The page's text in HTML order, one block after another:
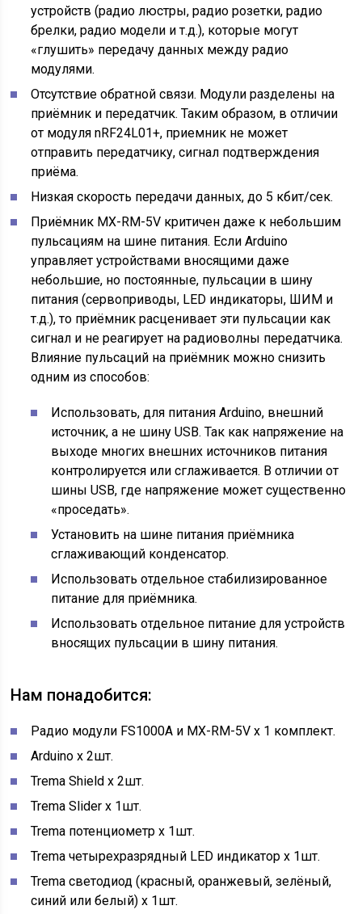
устройств (радио люстры, радио розетки, радио
брелки, радио модели и т.д.), которые могут
«глушить» передачу данных между радио
модулями.
Отсутствие обратной связи. Модули разделены на
приёмник и передатчик. Таким образом, в отличии
от модуля nRF24L01+, приемник не может
отправить передатчику, сигнал подтверждения
приёма.
Низкая скорость передачи данных, до 5 кбит/сек.
Приёмник MX-RM-5V критичен даже к небольшим
пульсациям на шине питания. Если Arduino
управляет устройствами вносящими даже
небольшие, но постоянные, пульсации в шину
питания (сервоприводы, LED индикаторы, ШИМ и
т.д.), то приёмник расценивает эти пульсации как
сигнал и не реагирует на радиоволны передатчика.
Влияние пульсаций на приёмник можно снизить
одним из способов:
Использовать, для питания Arduino, внешний
источник, а не шину USB. Так как напряжение на
выходе многих внешних источников питания
контролируется или сглаживается. В отличии от
шины USB, где напряжение может существенно
«проседать».
Установить на шине питания приёмника
сглаживающий конденсатор.
Использовать отдельное стабилизированное
питание для приёмника.
Использовать отдельное питание для устройств
вносящих пульсации в шину питания.
Нам понадобится:
Радио модули FS1000A и MX-RM-5V х 1 комплект.
Arduino х 2шт.
Trema Shield х 2шт.
Trema Slider х 1шт.
Trema потенциометр х 1шт.
Trema четырехразрядный LED индикатор х 1шт.
Trema светодиод (красный, оранжевый, зелёный,
синий или белый) x 1шт.